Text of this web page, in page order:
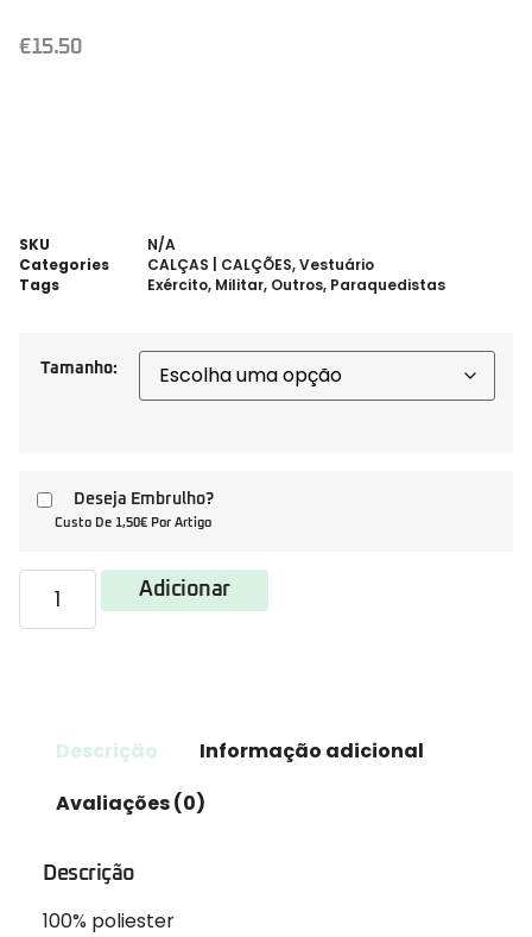
€15.50
SKU
N/A
Categories
CALÇAS | CALÇÕES,Vestuário
Tags
Exército, Militar, Outros, Paraquedistas
Tamanho:
Deseja Embrulho?
Custo De 1,50€ Por Artigo
Adicionar
Descrição
Informação adicional
Avaliações (0)
Descrição
100% poliester